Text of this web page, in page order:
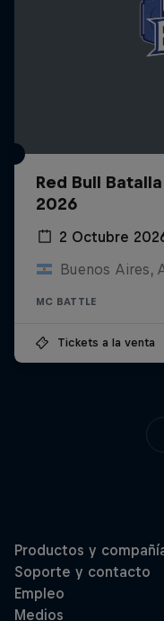
Red Bull
2026
2 Octubre
Buenos Aires,
MC BATTLE
Tickets a la venta